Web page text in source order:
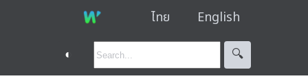
ไทย English
◐ 🔍︎